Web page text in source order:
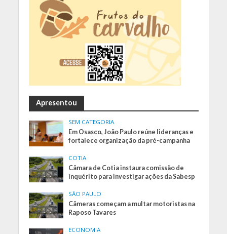
Apresentou
SEM CATEGORIA
Em Osasco, João Paulo reúne lideranças e
fortalece organização da pré-campanha
COTIA
Câmara de Cotia instaura comissão de
inquérito para investigar ações da Sabesp
SÃO PAULO
Câmeras começam a multar motoristas na
Raposo Tavares
ECONOMIA